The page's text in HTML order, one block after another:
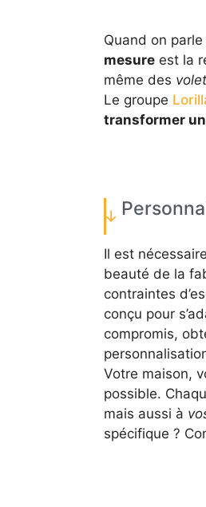
Quand on
mesureest la
même des
Le groupe
transformer
Il est
beauté de la
contraintes
conçu pour
compromis,
Votre maison,
possible.
mais aussi à
spécifique ?